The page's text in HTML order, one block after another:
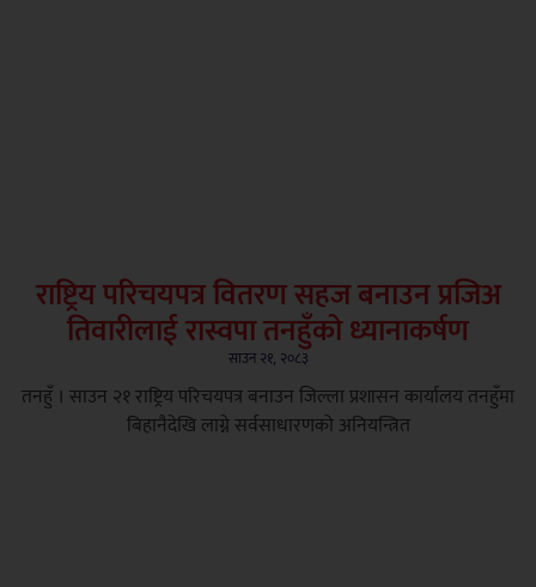
राष्ट्रिय परिचयपत्र वितरण सहज बनाउन प्रजिअ
तिवारीलाई रास्वपा तनहुँको ध्यानाकर्षण
साउन २१, २०८३
तनहुँ । साउन २१ राष्ट्रिय परिचयपत्र बनाउन जिल्ला प्रशासन कार्यालय तनहुँमा
बिहानैदेखि लाग्ने सर्वसाधारणको अनियन्त्रित